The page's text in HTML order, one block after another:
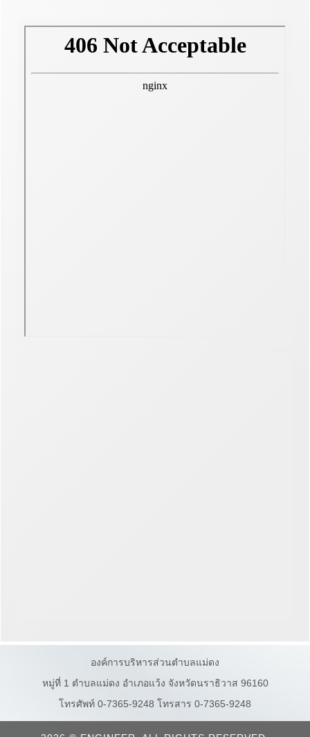
องค์การบริหารส่วนตำบลแม่ดง
หมู่ที่ 1 ตำบลแม่ดง อำเภอแว้ง จังหวัดนราธิวาส 96160
โทรศัพท์ 0-7365-9248 โทรสาร 0-7365-9248